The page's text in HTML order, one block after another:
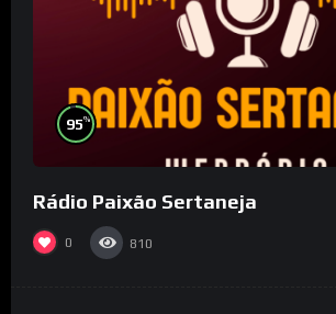
95%
Rádio Paixão Sertaneja
0 810